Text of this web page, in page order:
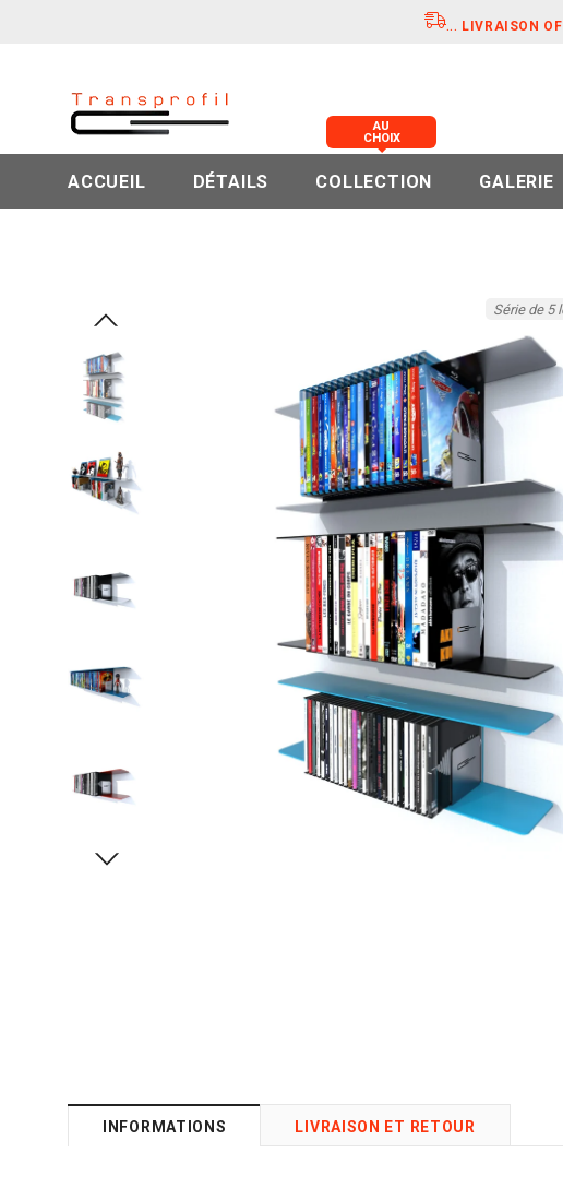
... LIVRAISON
ACCUEIL DÉTAILS COLLECTION
AU
CHOIX
GALERIE
Série de 5
INFORMATIONS LIVRAISON ET RETOUR